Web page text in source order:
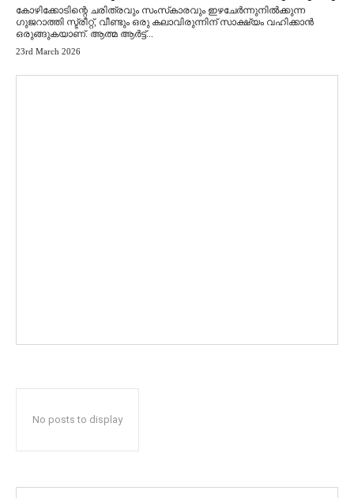
കോഴിക്കോടിന്റെ ചരിത്രവും സംസ്‌കാരവും ഇഴചേർന്നുനിൽക്കുന്ന
ഗുജറാത്തി സ്ട്രീറ്റ്, വീണ്ടും ഒരു കലാവിരുന്നിന് സാക്ഷ്യം വഹിക്കാൻ
ഒരുങ്ങുകയാണ്. ആത്മ ആർട്ട്...
23rd March 2026
No posts to display